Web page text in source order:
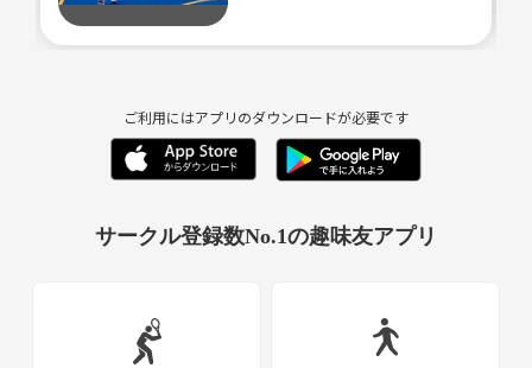
ご利用にはアプリのダウンロードが必要です
サークル登録数No.1の趣味友アプリ